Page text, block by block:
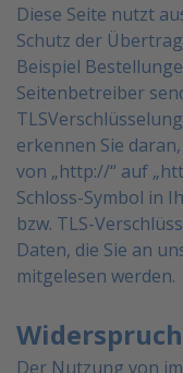
Diese Seite nutzt
Schutz der
Beispiel
Seitenbetreiber
erkennen Sie
von „http://“ auf
Schloss-Symbol in
bzw. TLS-
Daten, die Sie an
mitgelesen werden.
Der Nutzung von